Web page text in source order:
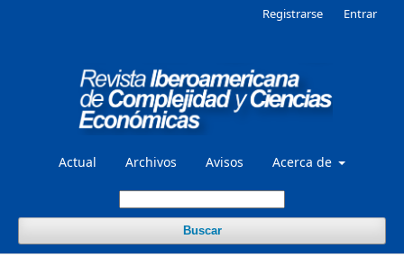
Actual Archivos Avisos Acerca de
Buscar
Registrarse Entrar